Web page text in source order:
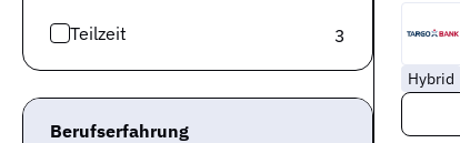
Teilzeit 3
Berufserfahrung
Hybrid